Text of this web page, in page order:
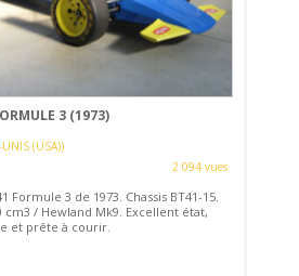
3 (1973)
UNIS (USA))
2 094 vues
Formule 3 de 1973. Chassis BT41-15.
cm3 / Hewland Mk9. Excellent état,
et prête à courir.